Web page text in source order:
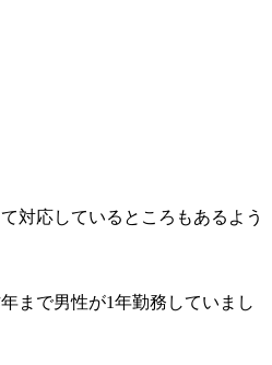
対応しているところもあるよう
まで男性が1年勤務していまし